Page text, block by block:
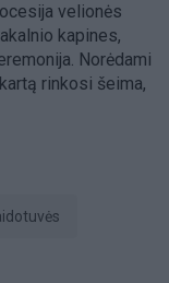
velionės
kapines,
Norėdami
rinkosi šeima,